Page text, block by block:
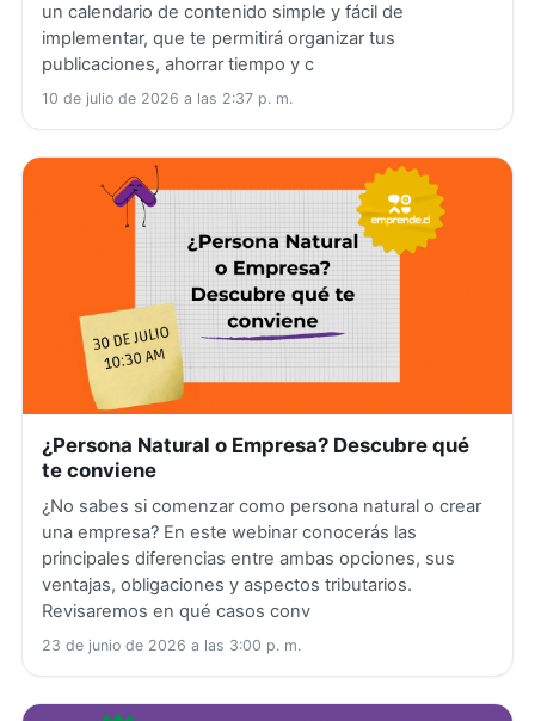
un calendario de contenido simple y fácil de
implementar, que te permitirá organizar tus
publicaciones, ahorrar tiempo y c
10 de julio de 2026 a las 2:37 p. m.
¿Persona Natural o Empresa? Descubre qué
te conviene
¿No sabes si comenzar como persona natural o crear
una empresa? En este webinar conocerás las
principales diferencias entre ambas opciones, sus
ventajas, obligaciones y aspectos tributarios.
Revisaremos en qué casos conv
23 de junio de 2026 a las 3:00 p. m.